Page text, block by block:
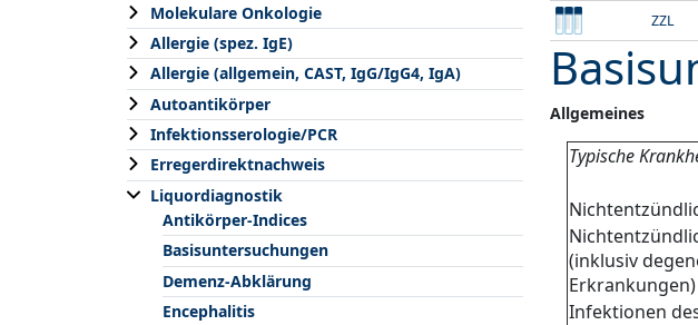
Molekulare Onkologie
Allergie (spez. IgE)
Allergie (allgemein, CAST, IgG/IgG4, IgA)
Autoantikörper
Infektionsserologie/PCR
Erregerdirektnachweis
Liquordiagnostik
Antikörper-Indices
Basisuntersuchungen
Demenz-Abklärung
Encephalitis
ZZL
Allgemeines
Typische
(inklusiv
Erkrankungen)
Infektionen